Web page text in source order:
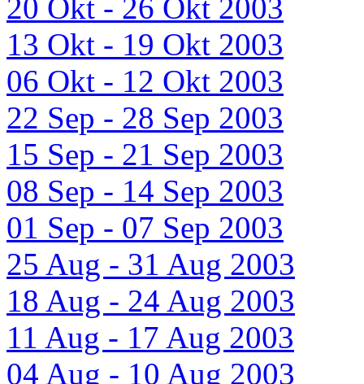
20 Okt - 26 Okt 2003
13 Okt - 19 Okt 2003
06 Okt - 12 Okt 2003
22 Sep - 28 Sep 2003
15 Sep - 21 Sep 2003
08 Sep - 14 Sep 2003
01 Sep - 07 Sep 2003
25 Aug - 31 Aug 2003
18 Aug - 24 Aug 2003
11 Aug - 17 Aug 2003
04 Aug - 10 Aug 2003